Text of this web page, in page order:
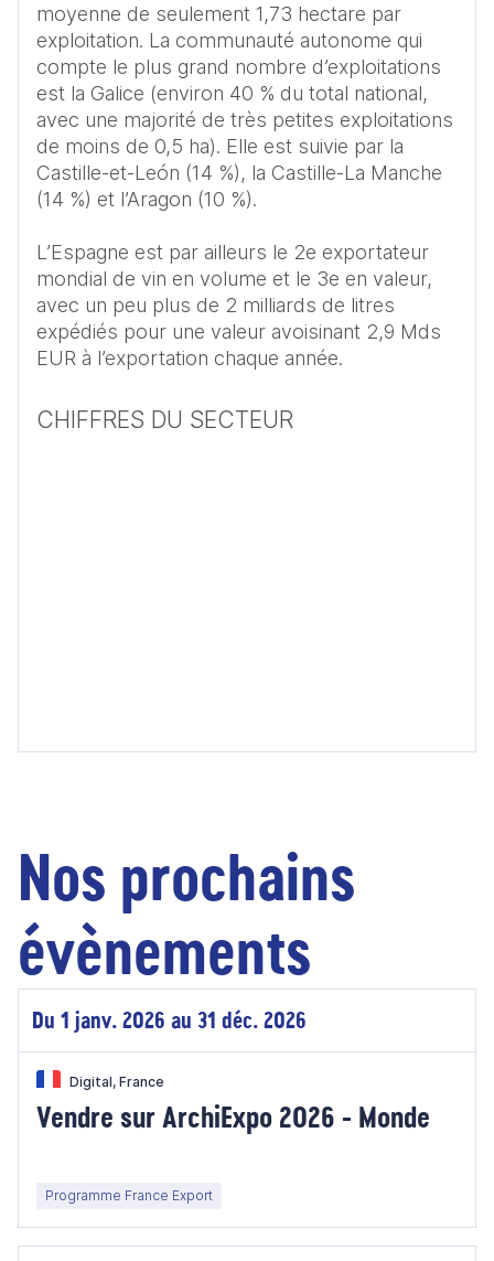
moyenne de seulement 1,73 hectare par
exploitation. La communauté autonome qui
compte le plus grand nombre d’exploitations
est la Galice (environ 40 % du total national,
avec une majorité de très petites exploitations
de moins de 0,5 ha). Elle est suivie par la
Castille-et-León (14 %), la Castille-La Manche
(14 %) et l’Aragon (10 %).
L’Espagne est par ailleurs le 2e exportateur
mondial de vin en volume et le 3e en valeur,
avec un peu plus de 2 milliards de litres
expédiés pour une valeur avoisinant 2,9 Mds
EUR à l’exportation chaque année.
CHIFFRES DU SECTEUR
Nos prochains
évènements
Du 1 janv. 2026 au 31 déc. 2026
Digital, France
Vendre sur ArchiExpo 2026 - Monde
Programme France Export